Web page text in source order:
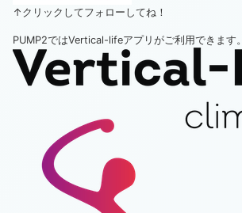
↑クリックしてフォローしてね！
PUMP2ではVertical-lifeアプリがご利用できます。